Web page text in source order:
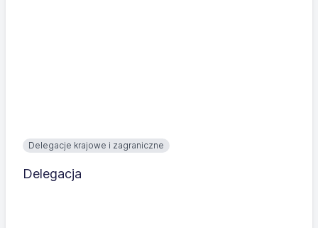
Delegacje krajowe i zagraniczne
Delegacja